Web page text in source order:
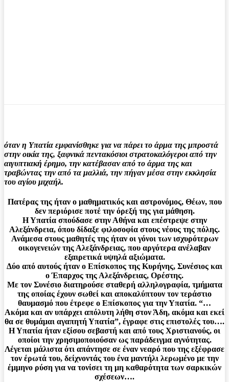
όταν η Υπατία εμφανίσθηκε για να πάρει το άρμα της μπροστά
στην οικία της, ξαφνικά πεντακόσιοι στρατοκαλόγεροι από την
αιγυπτιακή έρημο, την κατέβασαν από το άρμα της και
τραβώντας την από τα μαλλιά, την πήγαν μέσα στην εκκλησία
του αγίου μιχαήλ.
Πατέρας της ήταν ο μαθηματικός και αστρονόμος, Θέων, που
δεν περιόρισε ποτέ την όρεξή της για μάθηση.
Η Υπατία σπούδασε στην Αθήνα και επέστρεψε στην
Αλεξάνδρεια, όπου δίδαξε φιλοσοφία στους νέους της πόλης.
Ανάμεσα στους μαθητές της ήταν οι γόνοι των ισχυρότερων
οικογενειών της Αλεξάνδρειας, που αργότερα ανέλαβαν
εξαιρετικά υψηλά αξιώματα.
Δύο από αυτούς ήταν ο Επίσκοπος της Κυρήνης, Συνέσιος και
ο Έπαρχος της Αλεξάνδρειας, Ορέστης.
Με τον Συνέσιο διατηρούσε σταθερή αλληλογραφία, τμήματα
της οποίας έχουν σωθεί και αποκαλύπτουν τον τεράστιο
θαυμασμό που έτρεφε ο Επίσκοπος για την Υπατία. “…
Ακόμα και αν υπάρχει απόλυτη λήθη στον Άδη, ακόμα και εκεί
θα σε θυμάμαι αγαπητή Υπατία”, έγραφε στις επιστολές του….
Η Υπατία ήταν εξίσου σεβαστή και από τους Χριστιανούς, οι
οποίοι την χρησιμοποιούσαν ως παράδειγμα αγνότητας.
Λέγεται μάλιστα ότι απάντησε σε έναν νεαρό που της εξέφρασε
τον έρωτά του, δείχνοντάς του ένα μαντήλι λερωμένο με την
έμμηνο ρύση για να τονίσει τη μη καθαρότητα των σαρκικών
σχέσεων….